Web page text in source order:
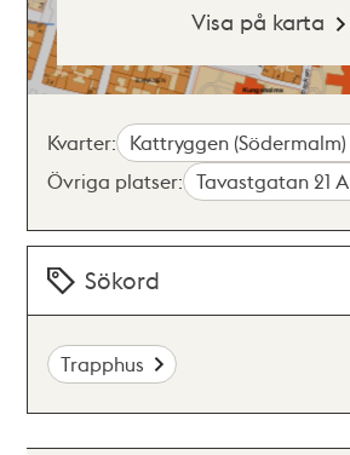
Visa på karta
Kvarter: Kattryggen (Södermalm)
Övriga platser: Tavastgatan 21 A
Sökord
Trapphus